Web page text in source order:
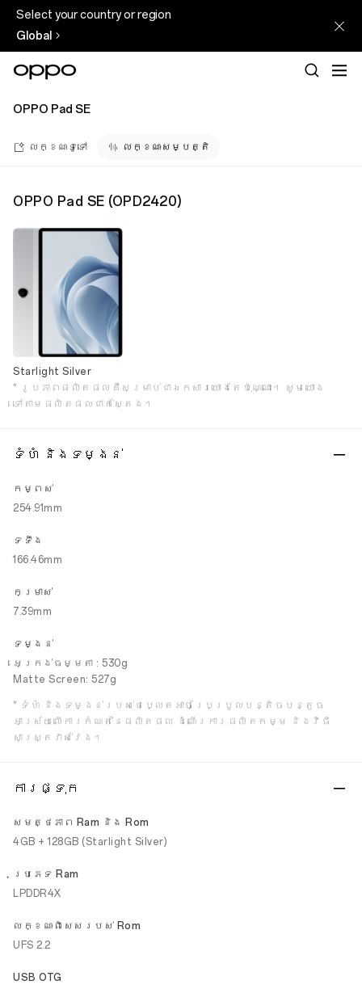
Select your country or region
Global
OPPO Pad SE
លក្ខណៈទូទៅ លក្ខណៈសម្បត្តិ
OPPO Pad SE (OPD2420)
Starlight Silver
* រូបភាពផលិតផលគឺសម្រាប់ជាឯកសារយោងតែប៉ុណ្ណោះ។ សូមយោង
ទៅតាមផលិតផលជាក់ស្តែង។
ទំហំ និងទម្ងន់
កម្ពស់
254.91mm
ទទឹង
166.46mm
កម្រាស់
7.39mm
ទម្ងន់
អេក្រង់ធម្មតា : 530g
Matte Screen: 527g
* ទំហំ និងទម្ងន់របស់ថេប្លេតអាចប្រែប្រួលបន្តិចបន្តួច
អាស្រ័យលើការកំណត់នៃផលិតផល ដំណើរការផលិតកម្ម និងវិធី
សាស្ត្រវាស់វែង។
ការផ្ទុក
សមត្ថភាព Ram និង Rom
4GB + 128GB (Starlight Silver)
ប្រភេទ Ram
LPDDR4X
លក្ខណៈ​ពិសេស​របស់ Rom
UFS 2.2
USB OTG